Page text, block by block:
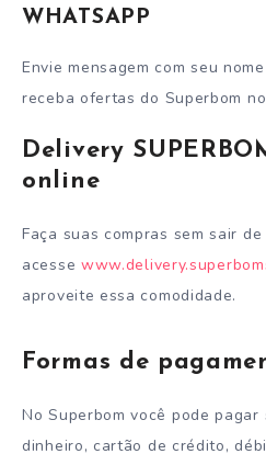
WHATSAPP
Envie mensagem com seu
receba ofertas do Superbom
Delivery
online
Faça suas compras sem sair de
acesse
aproveite essa comodidade.
Formas de
No Superbom você pode pagar
dinheiro, cartão de crédito,